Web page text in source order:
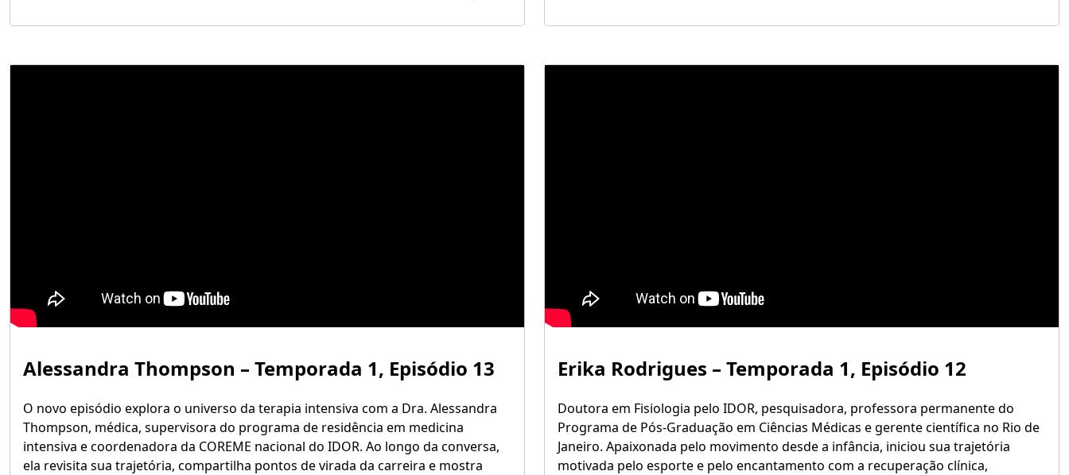
Alessandra Thompson – Temporada 1, Episódio 13
O novo episódio explora o universo da terapia intensiva com a Dra. Alessandra
Thompson, médica, supervisora do programa de residência em medicina
intensiva e coordenadora da COREME nacional do IDOR. Ao longo da conversa,
ela revisita sua trajetória, compartilha pontos de virada da carreira e mostra
Erika Rodrigues – Temporada 1, Episódio 12
Doutora em Fisiologia pelo IDOR, pesquisadora, professora permanente do
Programa de Pós-Graduação em Ciências Médicas e gerente científica no Rio de
Janeiro. Apaixonada pelo movimento desde a infância, iniciou sua trajetória
motivada pelo esporte e pelo encantamento com a recuperação clínica,